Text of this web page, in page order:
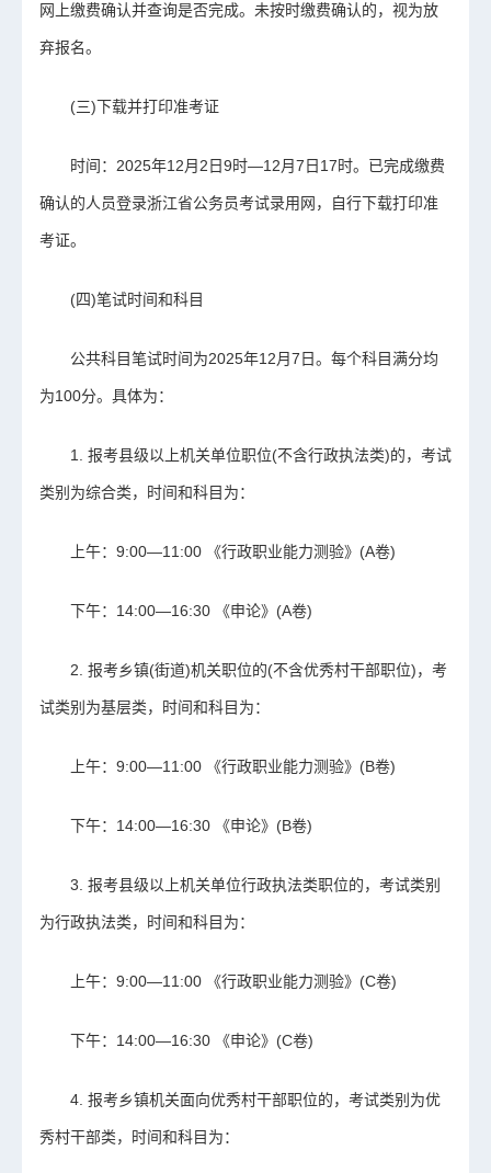
网上缴费确认并查询是否完成。未按时缴费确认的，视为放
弃报名。
(三)下载并打印准考证
时间：2025年12月2日9时—12月7日17时。已完成缴费
确认的人员登录浙江省公务员考试录用网，自行下载打印准
考证。
(四)笔试时间和科目
公共科目笔试时间为2025年12月7日。每个科目满分均
为100分。具体为：
1. 报考县级以上机关单位职位(不含行政执法类)的，考试
类别为综合类，时间和科目为：
上午：9:00—11:00 《行政职业能力测验》(A卷)
下午：14:00—16:30 《申论》(A卷)
2. 报考乡镇(街道)机关职位的(不含优秀村干部职位)，考
试类别为基层类，时间和科目为：
上午：9:00—11:00 《行政职业能力测验》(B卷)
下午：14:00—16:30 《申论》(B卷)
3. 报考县级以上机关单位行政执法类职位的，考试类别
为行政执法类，时间和科目为：
上午：9:00—11:00 《行政职业能力测验》(C卷)
下午：14:00—16:30 《申论》(C卷)
4. 报考乡镇机关面向优秀村干部职位的，考试类别为优
秀村干部类，时间和科目为：